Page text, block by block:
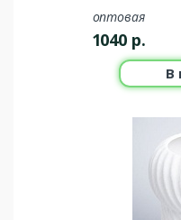
оптовая
1040 р.
В